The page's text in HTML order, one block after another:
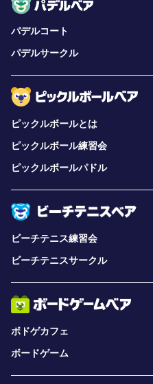
パデルコート
パデルサークル
ピックルボールとは
ピックルボール練習会
ピックルボールパドル
ビーチテニス練習会
ビーチテニスサークル
ボドゲカフェ
ボードゲーム